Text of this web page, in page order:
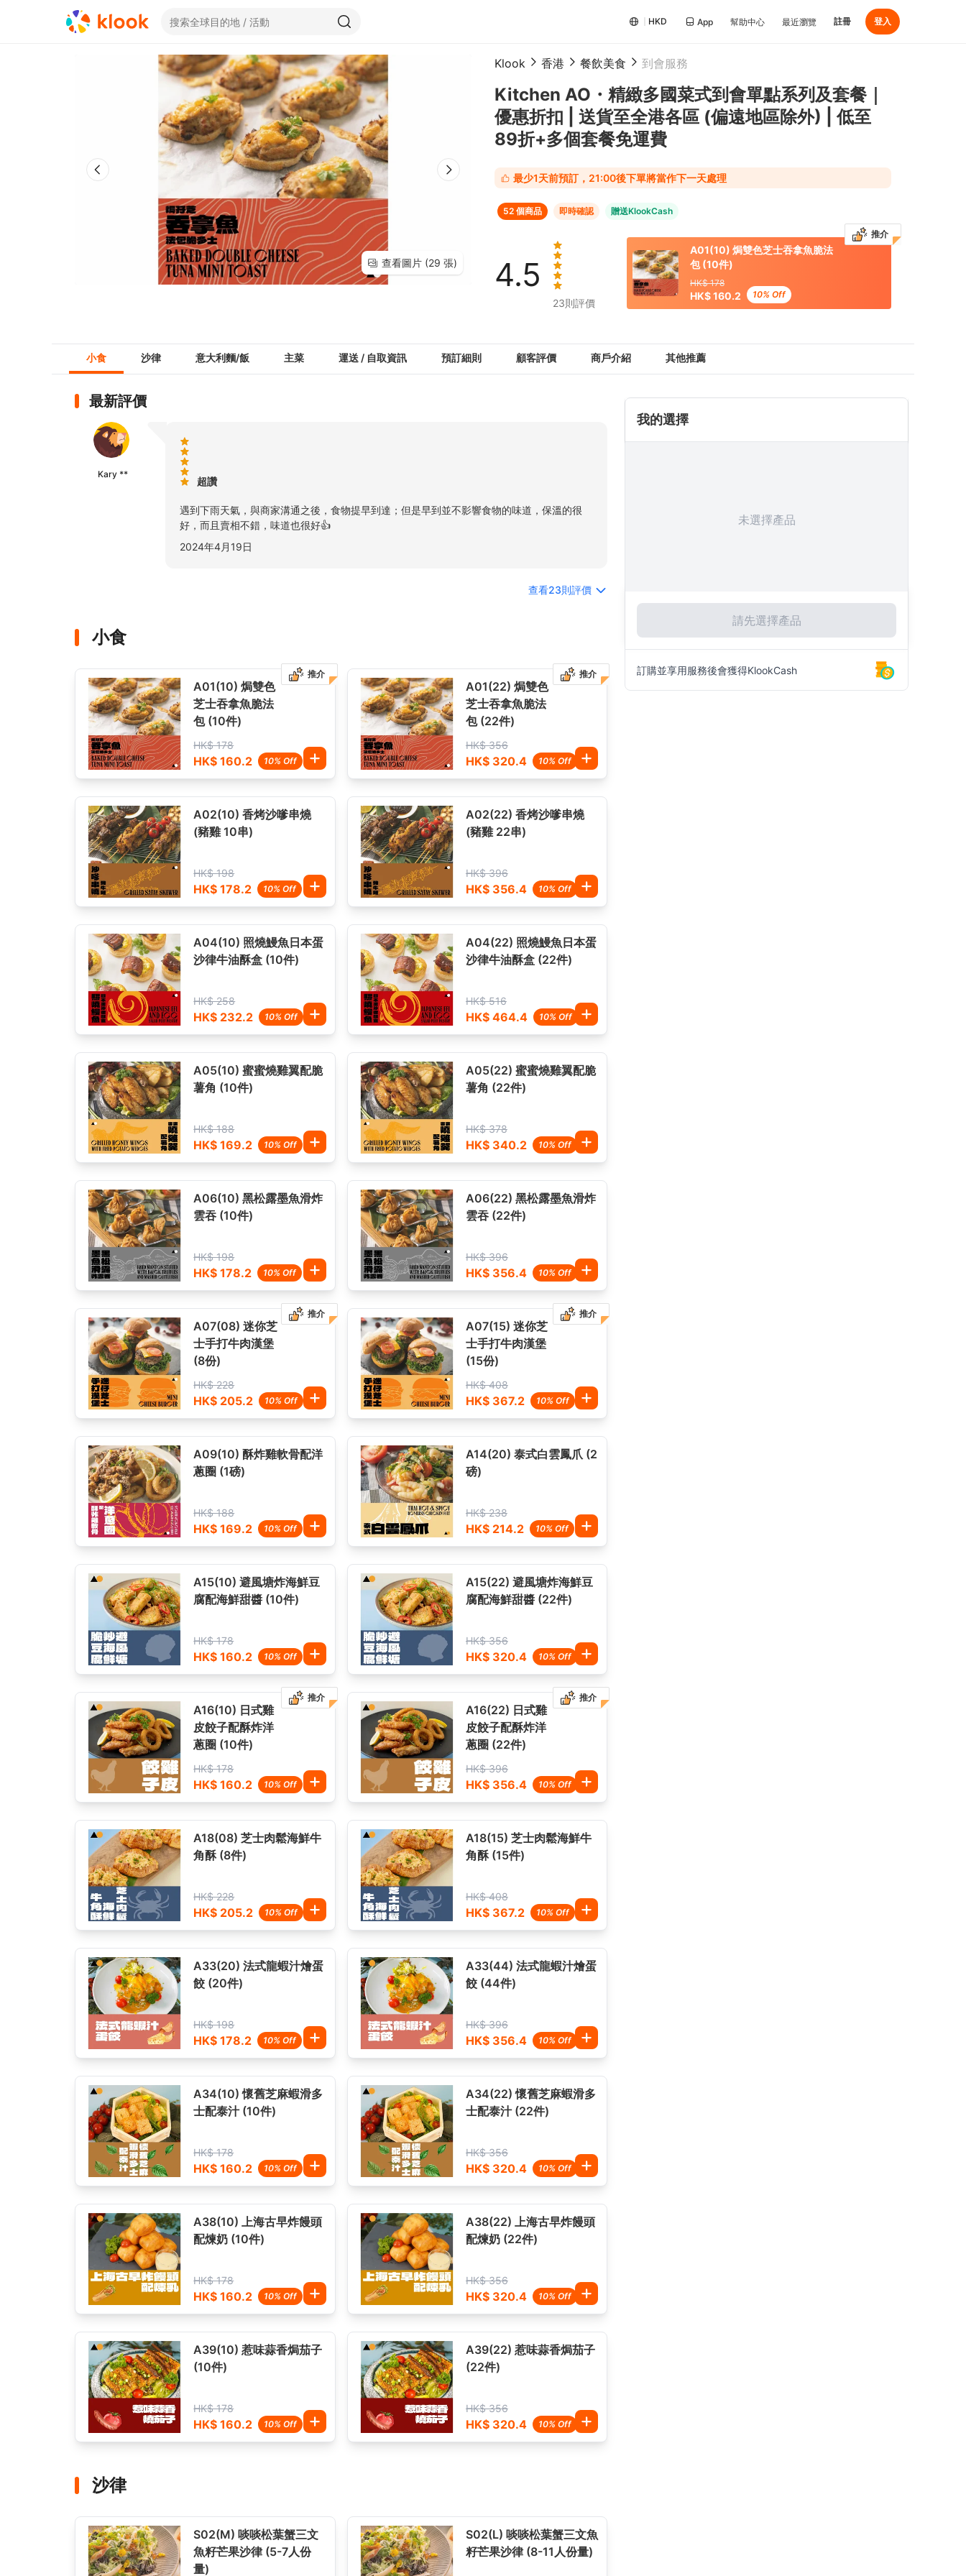
HKD App 幫助中心 最近瀏覽 註冊 登入
查看圖片 (29 張)
Klook 香港 餐飲美食 到會服務
Kitchen AO・精緻多國菜式到會單點系列及套餐｜
優惠折扣 | 送貨至全港各區 (偏遠地區除外) | 低至
89折+多個套餐免運費
最少1天前預訂，21:00後下單將當作下一天處理
52 個商品 即時確認 贈送KlookCash
4.5
23則評價
A01(10) 焗雙色芝士吞拿魚脆法
包 (10件)
HK$ 178
HK$ 160.2 10% Off
推介
小食 沙律 意大利麵/飯 主菜 運送 / 自取資訊 預訂細則 顧客評價 商戶介紹 其他推薦
最新評價
Kary **
超讚
遇到下雨天氣，與商家溝通之後，食物提早到達；但是早到並不影響食物的味道，保溫的很
好，而且賣相不錯，味道也很好👍
2024年4月19日
查看23則評價
小食
推介
A01(10) 焗雙色
芝士吞拿魚脆法
包 (10件)
HK$ 178
HK$ 160.2 10% Off
推介
A01(22) 焗雙色
芝士吞拿魚脆法
包 (22件)
HK$ 356
HK$ 320.4 10% Off
A02(10) 香烤沙嗲串燒
(豬雞 10串)
HK$ 198
HK$ 178.2 10% Off
A02(22) 香烤沙嗲串燒
(豬雞 22串)
HK$ 396
HK$ 356.4 10% Off
A04(10) 照燒鰻魚日本蛋
沙律牛油酥盒 (10件)
HK$ 258
HK$ 232.2 10% Off
A04(22) 照燒鰻魚日本蛋
沙律牛油酥盒 (22件)
HK$ 516
HK$ 464.4 10% Off
A05(10) 蜜蜜燒雞翼配脆
薯角 (10件)
HK$ 188
HK$ 169.2 10% Off
A05(22) 蜜蜜燒雞翼配脆
薯角 (22件)
HK$ 378
HK$ 340.2 10% Off
A06(10) 黑松露墨魚滑炸
雲吞 (10件)
HK$ 198
HK$ 178.2 10% Off
A06(22) 黑松露墨魚滑炸
雲吞 (22件)
HK$ 396
HK$ 356.4 10% Off
推介
A07(08) 迷你芝
士手打牛肉漢堡
(8份)
HK$ 228
HK$ 205.2 10% Off
推介
A07(15) 迷你芝
士手打牛肉漢堡
(15份)
HK$ 408
HK$ 367.2 10% Off
A09(10) 酥炸雞軟骨配洋
蔥圈 (1磅)
HK$ 188
HK$ 169.2 10% Off
A14(20) 泰式白雲鳳爪 (2
磅)
HK$ 238
HK$ 214.2 10% Off
A15(10) 避風塘炸海鮮豆
腐配海鮮甜醬 (10件)
HK$ 178
HK$ 160.2 10% Off
A15(22) 避風塘炸海鮮豆
腐配海鮮甜醬 (22件)
HK$ 356
HK$ 320.4 10% Off
推介
A16(10) 日式雞
皮餃子配酥炸洋
蔥圈 (10件)
HK$ 178
HK$ 160.2 10% Off
推介
A16(22) 日式雞
皮餃子配酥炸洋
蔥圈 (22件)
HK$ 396
HK$ 356.4 10% Off
A18(08) 芝士肉鬆海鮮牛
角酥 (8件)
HK$ 228
HK$ 205.2 10% Off
A18(15) 芝士肉鬆海鮮牛
角酥 (15件)
HK$ 408
HK$ 367.2 10% Off
A33(20) 法式龍蝦汁燴蛋
餃 (20件)
HK$ 198
HK$ 178.2 10% Off
A33(44) 法式龍蝦汁燴蛋
餃 (44件)
HK$ 396
HK$ 356.4 10% Off
A34(10) 懷舊芝麻蝦滑多
士配泰汁 (10件)
HK$ 178
HK$ 160.2 10% Off
A34(22) 懷舊芝麻蝦滑多
士配泰汁 (22件)
HK$ 356
HK$ 320.4 10% Off
A38(10) 上海古早炸饅頭
配煉奶 (10件)
HK$ 178
HK$ 160.2 10% Off
A38(22) 上海古早炸饅頭
配煉奶 (22件)
HK$ 356
HK$ 320.4 10% Off
A39(10) 惹味蒜香焗茄子
(10件)
HK$ 178
HK$ 160.2 10% Off
A39(22) 惹味蒜香焗茄子
(22件)
HK$ 356
HK$ 320.4 10% Off
沙律
S02(M) 啖啖松葉蟹三文
魚籽芒果沙律 (5-7人份
量)
S02(L) 啖啖松葉蟹三文魚
籽芒果沙律 (8-11人份量)
我的選擇
未選擇產品
請先選擇產品
訂購並享用服務後會獲得KlookCash